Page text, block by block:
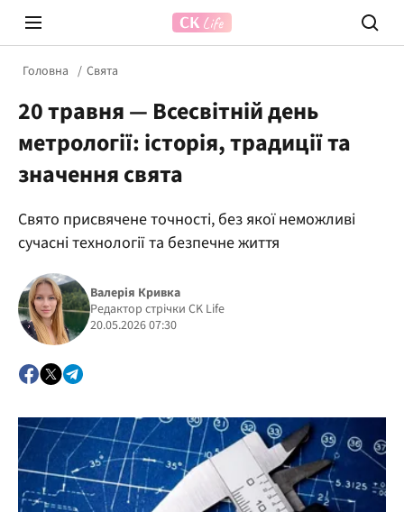
Prosecco Time
Головна Свята
20 травня — Всесвітній день
метрології: історія, традиції та
значення свята
Свято присвячене точності, без якої неможливі
сучасні технології та безпечне життя
Валерія Кривка
Редактор стрічки CK Life
20.05.2026 07:30